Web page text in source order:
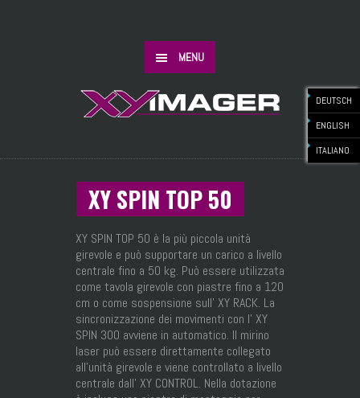
MENU
XY SPIN TOP 50
XY SPIN TOP 50 è la più piccola unità
girevole e può supportare un carico a livello
centrale fino a 50 kg. Può essere utilizzata
come tavola girevole con piastre fino a 120
cm o come sospensione sull’ XY RACK. La
sincronizzazione dei movimenti con l’ XY
SPIN 300 avviene in automatico. Il mirino
laser può essere direttamente collegato
all’unità girevole e viene controllato a livello
centrale dall’ XY CONTROL. Nella dotazione
DEUTSCH
ENGLISH
ITALIANO